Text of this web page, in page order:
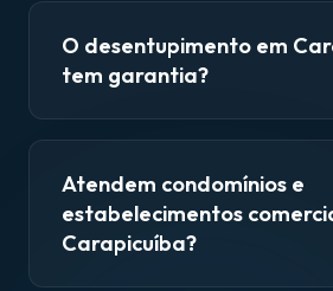
O desentupimento em
tem garantia?
Atendem condomínios e
estabelecimentos
Carapicuíba?